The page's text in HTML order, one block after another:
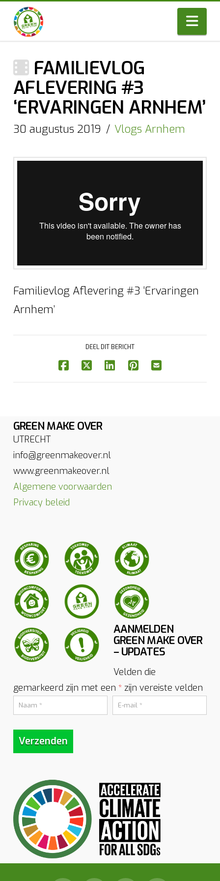
FAMILIEVLOG
AFLEVERING #3
‘ERVARINGEN ARNHEM’
30 augustus 2019 Vlogs Arnhem
Familievlog Aflevering #3 ‘Ervaringen
Arnhem’
DEEL DIT BERICHT
GREEN MAKE OVER
UTRECHT
info@greenmakeover.nl
www.greenmakeover.nl
Algemene voorwaarden
Privacy beleid
AANMELDEN
GREEN MAKE OVER
– UPDATES
Velden die
gemarkeerd zijn met een *zijn vereiste velden